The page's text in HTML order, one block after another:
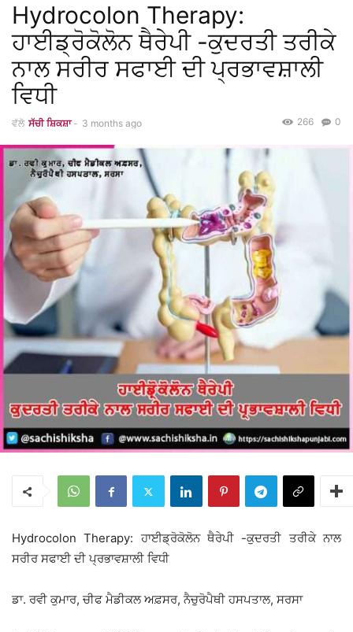
Hydrocolon Therapy:
ਹਾਈਡ੍ਰੋਕੋਲੋਨ ਥੈਰੇਪੀ -ਕੁਦਰਤੀ ਤਰੀਕੇ
ਨਾਲ ਸਰੀਰ ਸਫਾਈ ਦੀ ਪ੍ਰਭਾਵਸ਼ਾਲੀ
ਵਿਧੀ
ਵੱਲੋ ਸੱਚੀ ਸ਼ਿਕਸ਼ਾ - 3 months ago 0
266
Hydrocolon Therapy: ਹਾਈਡ੍ਰੋਕੋਲੋਨ ਥੈਰੇਪੀ -ਕੁਦਰਤੀ ਤਰੀਕੇ ਨਾਲ
ਸਰੀਰ ਸਫਾਈ ਦੀ ਪ੍ਰਭਾਵਸ਼ਾਲੀ ਵਿਧੀ
ਡਾ. ਰਵੀ ਕੁਮਾਰ, ਚੀਫ ਮੈਡੀਕਲ ਅਫ਼ਸਰ, ਨੈਚੁਰੋਪੈਥੀ ਹਸਪਤਾਲ, ਸਰਸਾ